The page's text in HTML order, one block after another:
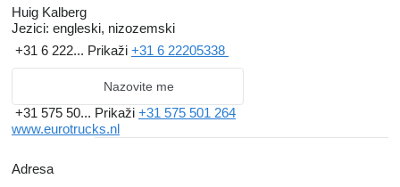
Huig Kalberg
Jezici: engleski, nizozemski
+31 6 222... Prikaži +31 6 22205338
Nazovite me
+31 575 50... Prikaži +31 575 501 264
www.eurotrucks.nl
Adresa